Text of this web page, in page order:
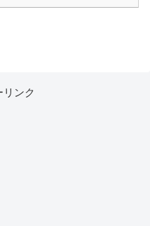
リンク